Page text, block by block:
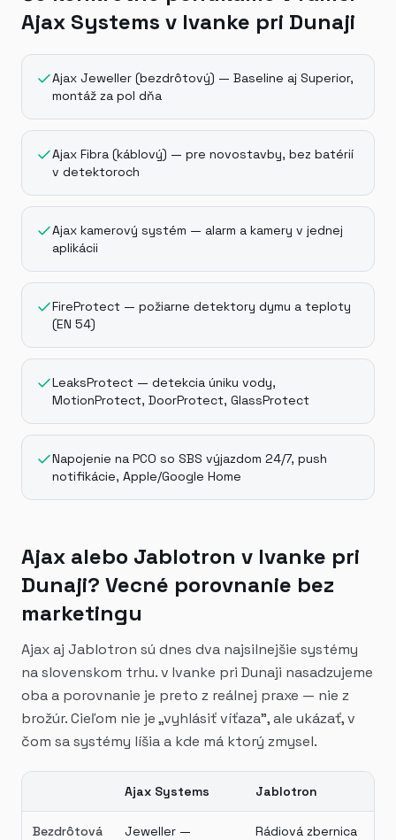
Ajax Systems v Ivanke pri Dunaji
Ajax Jeweller (bezdrôtový) — Baseline aj Superior,
montáž za pol dňa
Ajax Fibra (káblový) — pre novostavby, bez batérií
v detektoroch
Ajax kamerový systém — alarm a kamery v jednej
aplikácii
FireProtect — požiarne detektory dymu a teploty
(EN 54)
LeaksProtect — detekcia úniku vody,
MotionProtect, DoorProtect, GlassProtect
Napojenie na PCO so SBS výjazdom 24/7, push
notifikácie, Apple/Google Home
Ajax alebo Jablotron v Ivanke pri
Dunaji? Vecné porovnanie bez
marketingu
Ajax aj Jablotron sú dnes dva najsilnejšie systémy
na slovenskom trhu. v Ivanke pri Dunaji nasadzujeme
oba a porovnanie je preto z reálnej praxe — nie z
brožúr. Cieľom nie je „vyhlásiť víťaza", ale ukázať, v
čom sa systémy líšia a kde má ktorý zmysel.
Ajax Systems Jablotron
Bezdrôtová
Jeweller —
Rádiová zbernica